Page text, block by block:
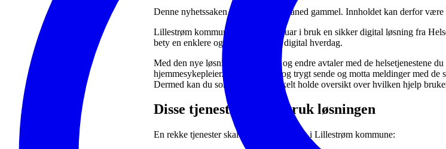
Denne nyhetssaken er mer enn en måned gammel. Innholdet kan derfor være
Lillestrøm kommune tar fra 21. januar i bruk en sikker digital løsning fra
bety en enklere og mer oversiktlig digital hverdag.
Med den nye løsningen kan du se og endre avtaler med de helsetjenestene
hjemmesykepleier. Du kan enkelt og trygt sende og motta meldinger med de
Dermed kan du som pårørende enkelt holde oversikt over hvilken hjelp
Disse tjenestene tar i bruk løsningen
En rekke tjenester skal ta i bruk tjenesten i Lillestrøm kommune: